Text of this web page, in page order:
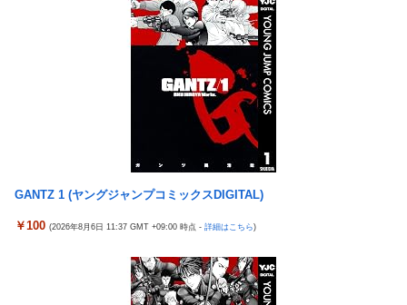
【悲報】観光客「やっぱり本場のジンギスカンは美味い！」道民
ワイ「ぷっwwww」
【衝撃】ハンターハンター、とんでもねえ伏線が発掘される。ク
ルタ族の虐殺犯人がツェリードニヒだった模様！
【ウマ娘】わたしの全力受け止めて♡ ←「またへんないきものが
GANTZ 1 (ヤングジャンプコミックスDIGITAL)
￥100 (2026年8月6日 11:37 GMT +09:00 時点 - 詳細はこちら)